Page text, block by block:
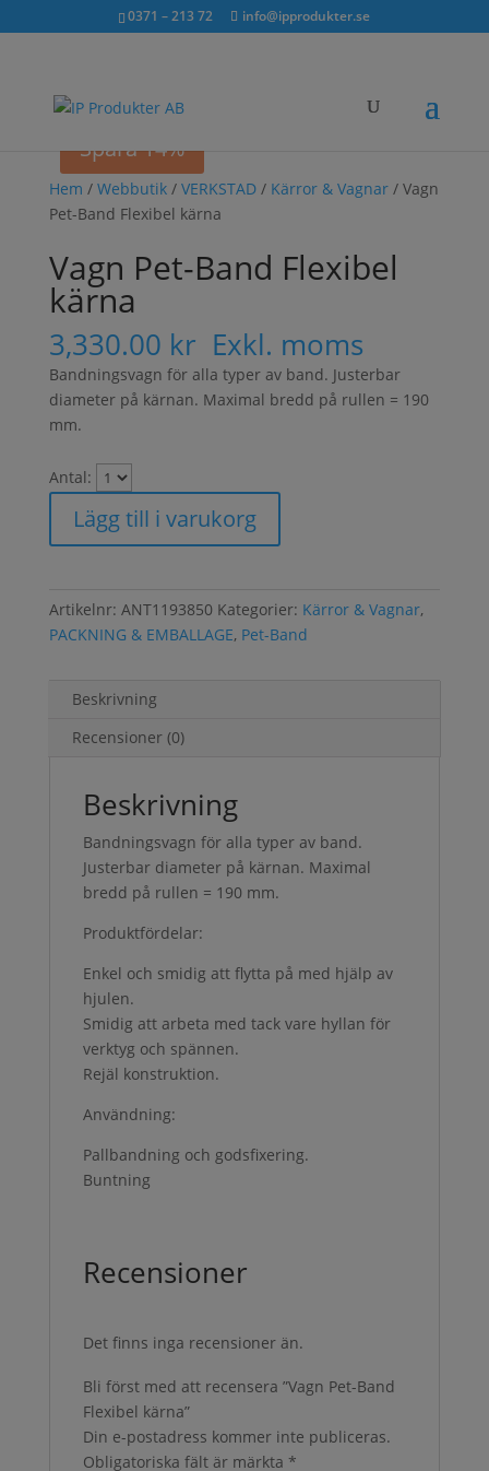
inkl. moms0371 – 213 72 info@ipprodukter.se
Sök...
×
Hem / Webbutik/ VERKSTAD/ Kärror & Vagnar/ Vagn
Pet-Band Flexibel kärna
Vagn Pet-Band Flexibel
kärna
3,330.00 kr Exkl. moms
Bandningsvagn för alla typer av band. Justerbar
diameter på kärnan. Maximal bredd på rullen = 190
mm.
Antal:
Lägg till i varukorg
Artikelnr: ANT1193850 Kategorier: Kärror & Vagnar,
PACKNING & EMBALLAGE, Pet-Band
Beskrivning
Recensioner (0)
Beskrivning
Bandningsvagn för alla typer av band.
Justerbar diameter på kärnan. Maximal
bredd på rullen = 190 mm.
Produktfördelar:
Enkel och smidig att flytta på med hjälp av
hjulen.
Smidig att arbeta med tack vare hyllan för
verktyg och spännen.
Rejäl konstruktion.
Användning:
Pallbandning och godsfixering.
Buntning
Recensioner
Det finns inga recensioner än.
Bli först med att recensera ”Vagn Pet-Band
Flexibel kärna”
Din e-postadress kommer inte publiceras.
Obligatoriska fält är märkta *
Spara 14%